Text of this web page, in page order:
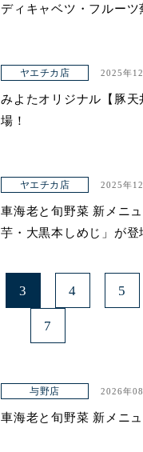
ディキャベツ・フルーツ
ヤエチカ店 2025年
みよたオリジナル【豚天
場！
ヤエチカ店 2025年
車海老と旬野菜 新メニ
芋・大黒本しめじ」が登
3 4 5
7
与野店 2026年
車海老と旬野菜 新メニュ